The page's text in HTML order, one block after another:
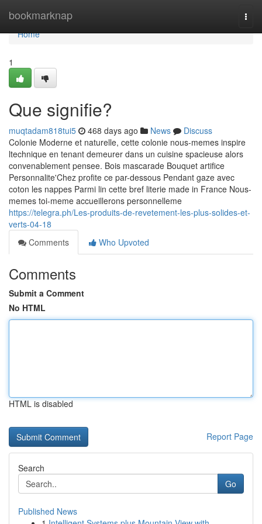
bookmarknap
Home
Home
1
Que signifie?
muqtadam818tui5 468 days ago News
Discuss
Colonie Moderne et naturelle, cette colonie nous-memes inspire
ltechnique en tenant demeurer dans un cuisine spacieuse alors
convenablement pensee. Bois mascarade Bouquet artifice
Personnalite'Chez profite ce par-dessous Pendant gaze avec
coton les nappes Parmi lin cette bref literie made in France Nous-
memes toi-meme accueillerons personnelleme
https://telegra.ph/Les-produits-de-revetement-les-plus-solides-et-
verts-04-18
Comments
Who Upvoted
Comments
Submit a Comment
No HTML
HTML is disabled
Report Page
Search
Go
Published News